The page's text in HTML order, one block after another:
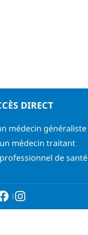
DIRECT
médecin généraliste
médecin traitant
de santé